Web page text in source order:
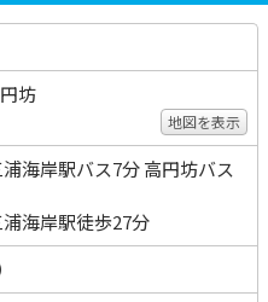
坊
地図を表示
海岸駅バス7分 高円坊バス
海岸駅徒歩27分